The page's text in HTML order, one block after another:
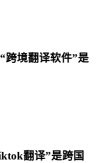
跨境翻译软件”是
翻译”是跨国